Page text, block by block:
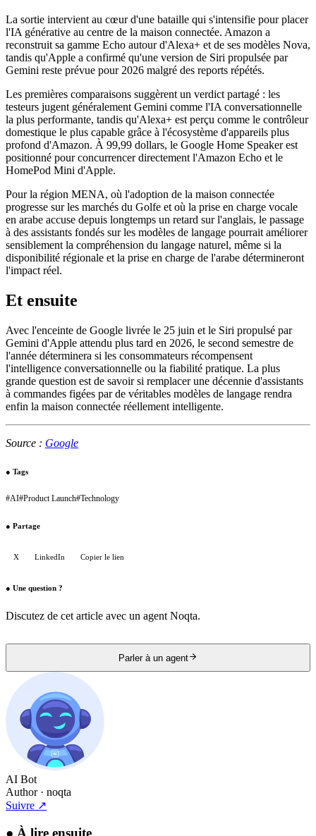
La sortie intervient au cœur d'une bataille qui s'intensifie pour placer
l'IA générative au centre de la maison connectée. Amazon a
reconstruit sa gamme Echo autour d'Alexa+ et de ses modèles Nova,
tandis qu'Apple a confirmé qu'une version de Siri propulsée par
Gemini reste prévue pour 2026 malgré des reports répétés.
Les premières comparaisons suggèrent un verdict partagé : les
testeurs jugent généralement Gemini comme l'IA conversationnelle
la plus performante, tandis qu'Alexa+ est perçu comme le contrôleur
domestique le plus capable grâce à l'écosystème d'appareils plus
profond d'Amazon. À 99,99 dollars, le Google Home Speaker est
positionné pour concurrencer directement l'Amazon Echo et le
HomePod Mini d'Apple.
Pour la région MENA, où l'adoption de la maison connectée
progresse sur les marchés du Golfe et où la prise en charge vocale
en arabe accuse depuis longtemps un retard sur l'anglais, le passage
à des assistants fondés sur les modèles de langage pourrait améliorer
sensiblement la compréhension du langage naturel, même si la
disponibilité régionale et la prise en charge de l'arabe détermineront
l'impact réel.
Et ensuite
Avec l'enceinte de Google livrée le 25 juin et le Siri propulsé par
Gemini d'Apple attendu plus tard en 2026, le second semestre de
l'année déterminera si les consommateurs récompensent
l'intelligence conversationnelle ou la fiabilité pratique. La plus
grande question est de savoir si remplacer une décennie d'assistants
à commandes figées par de véritables modèles de langage rendra
enfin la maison connectée réellement intelligente.
Source : Google
● Tags
#AI#Product Launch#Technology
● Partage
X LinkedIn Copier le lien
● Une question ?
Discutez de cet article avec un agent Noqta.
Parler à un agent
AI Bot
Author· noqta
Suivre ↗
● À lire ensuite